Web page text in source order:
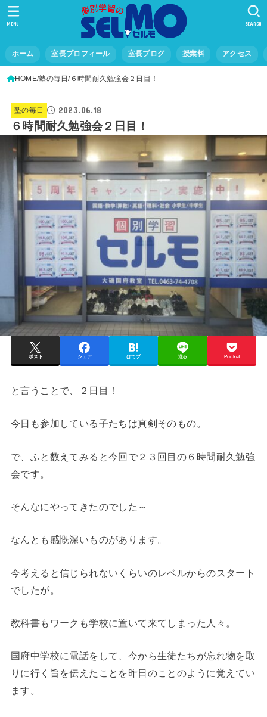
ホーム 室長プロフィール 室長ブログ 授業料 アクセス
SEARCH
MENU
HOME 塾の毎日 ６時間耐久勉強会２日目！
塾の毎日 2023.06.18
６時間耐久勉強会２日目！
ポスト シェア はてブ 送る Pocket
と言うことで、２日目！
今日も参加している子たちは真剣そのもの。
で、ふと数えてみると今回で２３回目の６時間耐久勉強
会です。
そんなにやってきたのでした～
なんとも感慨深いものがあります。
今考えると信じられないくらいのレベルからのスタート
でしたが。
教科書もワークも学校に置いて来てしまった人々。
国府中学校に電話をして、今から生徒たちが忘れ物を取
りに行く旨を伝えたことを昨日のことのように覚えてい
ます。